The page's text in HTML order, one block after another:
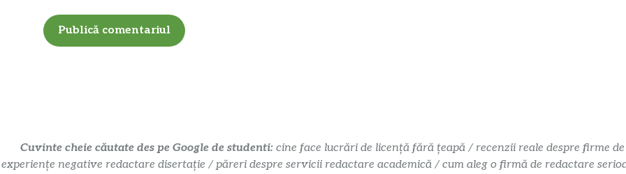
Cuvinte cheie căutate des pe Google de studenti: cine face lucrări de licență fără țeapă / recenzii reale despre firme
experiențe negative redactare disertație / păreri despre servicii redactare academică / cum aleg o firmă de redactare